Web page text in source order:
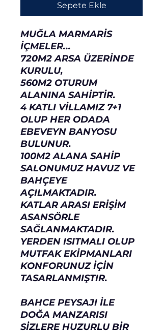
Sepete Ekle
MUĞLA MARMARİS
İÇMELER...
720M2 ARSA ÜZERİNDE
KURULU,
560M2 OTURUM
ALANINA SAHİPTİR.
4 KATLI VİLLAMIZ 7+1
OLUP HER ODADA
EBEVEYN BANYOSU
BULUNUR.
100M2 ALANA SAHİP
SALONUMUZ HAVUZ VE
BAHÇEYE
AÇILMAKTADIR.
KATLAR ARASI ERİŞİM
ASANSÖRLE
SAĞLANMAKTADIR.
YERDEN ISITMALI OLUP
MUTFAK EKİPMANLARI
KONFORUNUZ İÇİN
TASARLANMIŞTIR.
BAHCE PEYSAJI İLE
DOĞA MANZARISI
SİZLERE HUZURLU BİR